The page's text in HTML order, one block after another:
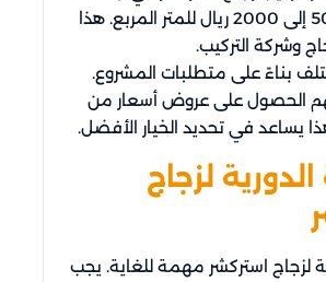
يتراوح. من 500 إلى 2000 ريال للمتر المربع. هذا
وشركة التركيب.
بناءً على متطلبات المشروع.
الحصول على عروض أسعار من
يساعد في تحديد الخيار الأفضل.
الدورية لزجاج
لزجاج استركشر مهمة للغاية. يجب